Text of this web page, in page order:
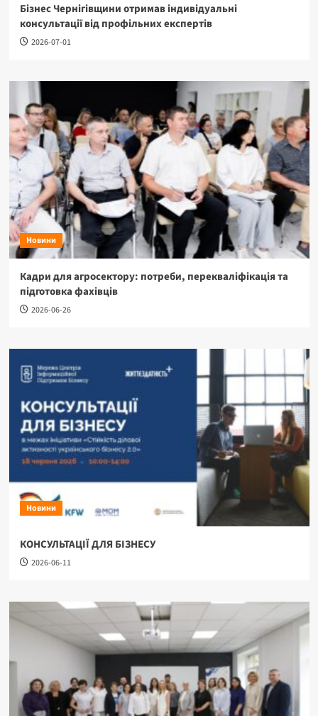
Бізнес Чернігівщини отримав індивідуальні
консультації від профільних експертів
2026-07-01
Новини
Кадри для агросектору: потреби, перекваліфікація та
підготовка фахівців
2026-06-26
Новини
КОНСУЛЬТАЦІЇ ДЛЯ БІЗНЕСУ
2026-06-11